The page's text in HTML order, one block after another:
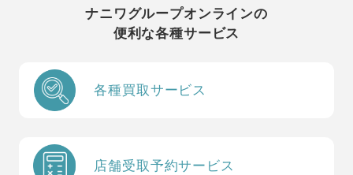
ナニワグループオンラインの
便利な各種サービス
各種買取サービス
店舗受取予約サービス